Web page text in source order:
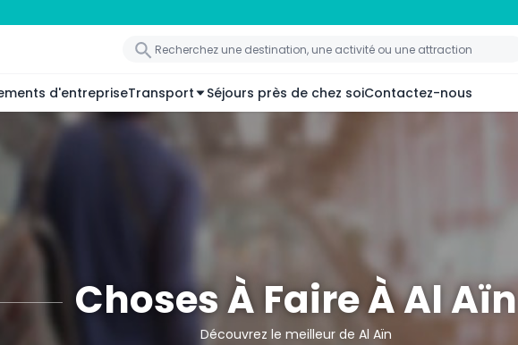
d'entrepriseTransport Séjours près de chez soiContactez-nous
Choses À Faire À Al Aïn
Découvrez le meilleur de Al Aïn